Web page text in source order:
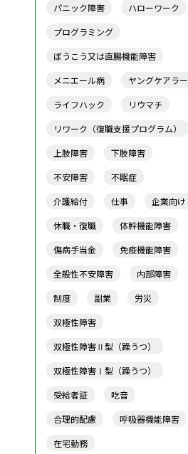
パニック障害
ハローワーク
プログラミング
ぼうこう又は直腸機能障害
メニエール病
ヤングケアラー
ライフハック
リウマチ
リワーク（復職支援プログラム）
上肢障害
下肢障害
不安障害
不眠症
介護給付
仕事
企業向け
休職・復職
体幹機能障害
傷病手当金
免疫機能障害
全般性不安障害
内部障害
制度
副業
労災
双極性障害
双極性障害Ⅱ型（躁うつ）
双極性障害Ⅰ型（躁うつ）
受給者証
吃音
合理的配慮
呼吸器機能障害
在宅勤務